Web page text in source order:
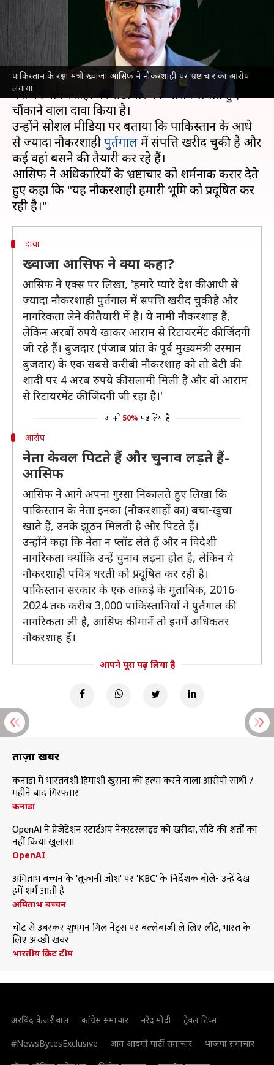
पाकिस्तान के रक्षा मंत्री ख्वाजा आसिफ ने नौकरशाही पर भ्रष्टाचार का आरोप
लगाया
06:06 pm
पाकिस्तानके रक्षा मंत्री ख्वाजा आसिफ ने बुधवार को अपने
देश की नौकरशाही पर भ्रष्टाचार का आरोप लगाते हुए
चौंकाने वाला दावा किया है।
उन्होंने सोशल मीडिया पर बताया कि पाकिस्तान के आधे
से ज्यादा नौकरशाहीपुर्तगालमें संपत्ति खरीद चुकी है और
कई वहां बसने की तैयारी कर रहे हैं।
आसिफ ने अधिकारियों के भ्रष्टाचार को शर्मनाक करार देते
हुए कहा कि "यह नौकरशाही हमारी भूमि को प्रदूषित कर
दावा
ख्वाजा आसिफ ने क्या कहा?
आसिफ ने एक्स पर लिखा, 'हमारे प्यारे देश की आधी से
ज़्यादा नौकरशाही पुर्तगाल में संपत्ति खरीद चुकी है और
नागरिकता लेने की तैयारी में है। ये नामी नौकरशाह हैं,
लेकिन अरबों रुपये खाकर आराम से रिटायरमेंट की जिंदगी
जी रहे हैं। बुजदार (पंजाब प्रांत के पूर्व मुख्यमंत्री उस्मान
बुजदार) के एक सबसे करीबी नौकरशाह को तो बेटी की
शादी पर 4 अरब रुपये की सलामी मिली है और वो आराम
से रिटायरमेंट की जिंदगी जी रहा है।'
आपने 50% पढ़ लिया है
आरोप
नेता केवल पिटते हैं और चुनाव लड़ते हैं-
आसिफ
आसिफ ने आगे अपना गुस्सा निकालते हुए लिखा कि
पाकिस्तान के नेता इनका (नौकरशाहों का) बचा-खुचा
खाते हैं, उनके झूठन मिलती है और पिटते हैं।
उन्होंने कहा कि नेता न प्लॉट लेते हैं और न विदेशी
नागरिकता क्योंकि उन्हें चुनाव लड़ना होत है, लेकिन ये
नौकरशाही पवित्र धरती को प्रदूषित कर रही है।
पाकिस्तान सरकार के एक आंकड़े के मुताबिक, 2016-
2024 तक करीब 3,000 पाकिस्तानियों ने पुर्तगाल की
नागरिकता ली है, आसिफ की मानें तो इनमें अधिकतर
नौकरशाह हैं।
आपने पूरा पढ़ लिया है
ताज़ा खबरें
कनाडा में भारतवंशी हिमांशी खुराना की हत्या करने वाला आरोपी साथी 7
महीने बाद गिरफ्तार
कनाडा
OpenAI ने प्रेजेंटेशन स्टार्टअप नेक्स्टस्लाइड को खरीदा, सौदे की शर्तों का
नहीं किया खुलासा
OpenAI
अमिताभ बच्चन के 'तूफानी जोश' पर 'KBC' के निर्देशक बोले- उन्हें देख
हमें शर्म आती है
अमिताभ बच्चन
चोट से उबरकर शुभमन गिल नेट्स पर बल्लेबाजी ले लिए लौटे, भारत के
लिए अच्छी खबर
भारतीय क्रिकेट टीम
अरविंद केजरीवाल कांग्रेस समाचार नरेंद्र मोदी
ट्रैवल टिप्स
#NewsBytesExclusive
आम आदमी पार्टी समाचार
भाजपा समाचार